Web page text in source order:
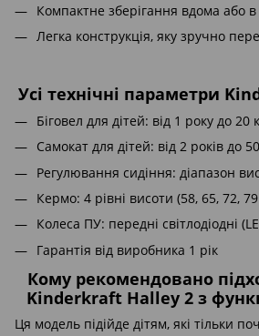
Компактне зберігання вдома або в
Легка конструкція, яку зручно
Усі технічні параметри
Біговел для дітей: від 1 року до 20
Самокат для дітей: від 2 років до
Регулювання сидіння: діапазон
Кермо: 4 рівні висоти (58, 65, 72,
Колеса ПУ: передні світлодіодні
Гарантія від виробника 1 рік
Кому рекомендовано
Kinderkraft Halley 2 з
Ця модель підійде дітям, які тільки